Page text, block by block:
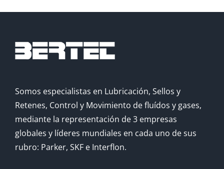
Somos especialistas en Lubricación, Sellos y
Retenes, Control y Movimiento de fluídos y gases,
mediante la representación de 3 empresas
globales y líderes mundiales en cada uno de sus
rubro: Parker, SKF e Interflon.